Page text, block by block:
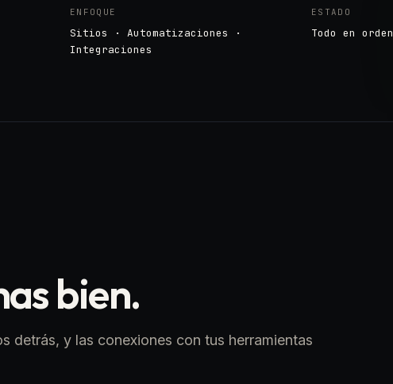
ENFOQUE
Sitios · Automatizaciones ·
Integraciones
ESTADO
Todo en orden
bien.
detrás, y las conexiones con tus herramientas